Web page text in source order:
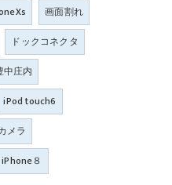
画面割れ
ドックコネクタ
中庄内
iPod touch6
メラ
iPhone８